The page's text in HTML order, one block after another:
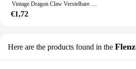
Vintage Dragon Claw Verstelbare Open Ring Tibetan Adelaar Dier Ring Mannen Vrouwen Punk Sieraden Motorfiets Stijl Mannen Niche Ringsieraden
€1,72
Here are the products found in the